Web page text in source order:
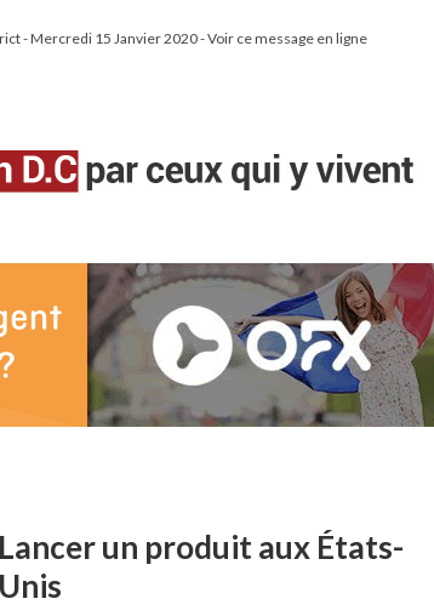
- Mercredi 15 Janvier 2020 - Voir ce message en ligne
Lancer un produit aux États-
Unis